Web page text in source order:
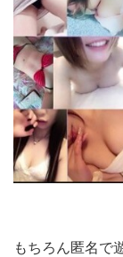
もちろん匿名で